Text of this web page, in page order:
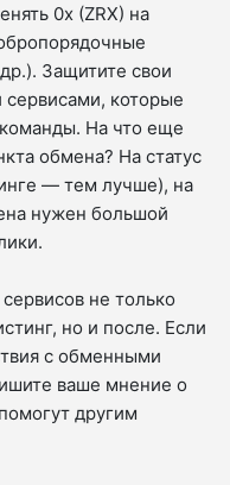
0x (ZRX) на
Защитите свои
которые
На что еще
обмена? На статус
— тем лучше), на
нужен большой
не только
но и после. Если
с обменными
ваше мнение о
другим